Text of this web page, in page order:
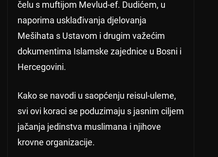
čelu s muftijom Mevlud-ef. Dudićem, u
naporima usklađivanja djelovanja
Mešihata s Ustavom i drugim važećim
dokumentima Islamske zajednice u Bosni i
Hercegovini.
Kako se navodi u saopćenju reisul-uleme,
svi ovi koraci se poduzimaju s jasnim ciljem
jačanja jedinstva muslimana i njihove
krovne organizacije.